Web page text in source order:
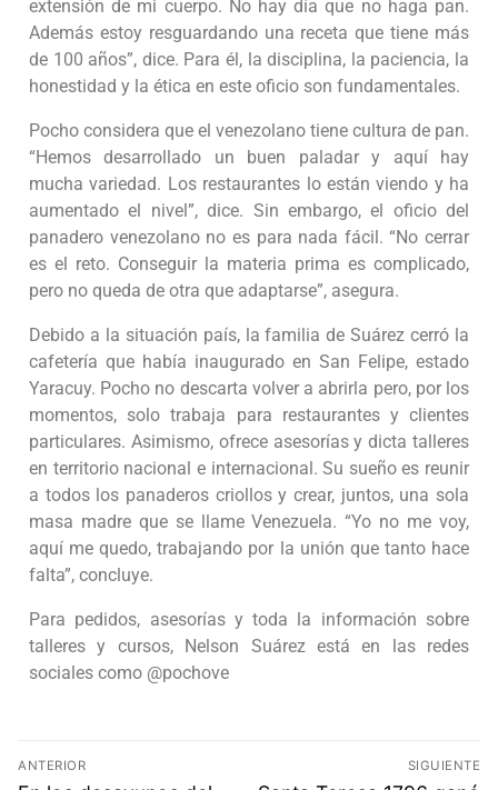
extensión de mi cuerpo. No hay día que no haga pan.
Además estoy resguardando una receta que tiene más
de 100 años”, dice. Para él, la disciplina, la paciencia, la
honestidad y la ética en este oficio son fundamentales.
Pocho considera que el venezolano tiene cultura de pan.
“Hemos desarrollado un buen paladar y aquí hay
mucha variedad. Los restaurantes lo están viendo y ha
aumentado el nivel”, dice. Sin embargo, el oficio del
panadero venezolano no es para nada fácil. “No cerrar
es el reto. Conseguir la materia prima es complicado,
pero no queda de otra que adaptarse”, asegura.
Debido a la situación país, la familia de Suárez cerró la
cafetería que había inaugurado en San Felipe, estado
Yaracuy. Pocho no descarta volver a abrirla pero, por los
momentos, solo trabaja para restaurantes y clientes
particulares. Asimismo, ofrece asesorías y dicta talleres
en territorio nacional e internacional. Su sueño es reunir
a todos los panaderos criollos y crear, juntos, una sola
masa madre que se llame Venezuela. “Yo no me voy,
aquí me quedo, trabajando por la unión que tanto hace
falta”, concluye.
Para pedidos, asesorías y toda la información sobre
talleres y cursos, Nelson Suárez está en las redes
sociales como @pochove
ANTERIOR SIGUIENTE